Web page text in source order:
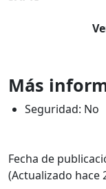
Más
Seguridad: No
Fecha de
(Actualizado hace